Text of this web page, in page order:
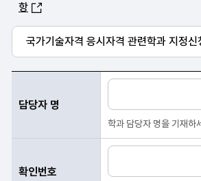
항
국가기술자격 응시자격 관련학과 지정신
담당자명, 확인번호 항목 순으로 관련학과
담당자 명
학과 담당자 명을 기재하
확인번호